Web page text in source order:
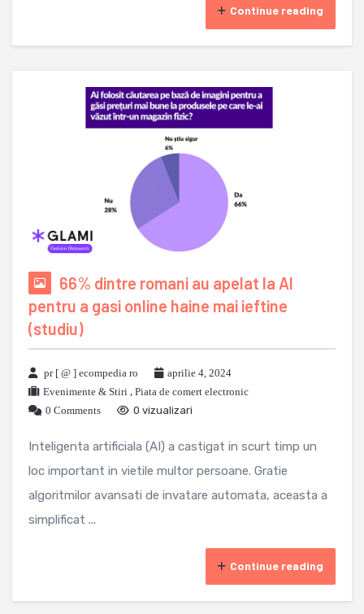
Continue reading
66% dintre romani au apelat la AI
pentru a gasi online haine mai ieftine
(studiu)
pr [ @ ] ecompedia ro
aprilie 4, 2024
Evenimente & Stiri , Piata de comert electronic
0 Comments
0 vizualizari
Inteligenta artificiala (AI) a castigat in scurt timp un
loc important in vietile multor persoane. Gratie
algoritmilor avansati de invatare automata, aceasta a
simplificat ...
Continue reading